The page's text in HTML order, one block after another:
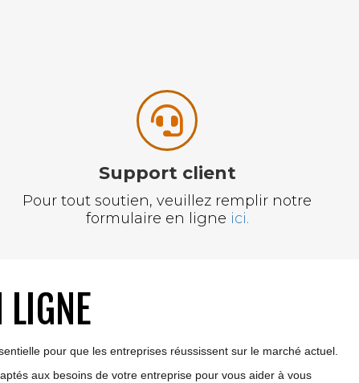
Support client
Pour tout soutien, veuillez remplir notre
formulaire en ligne ici.
LIGNE
pour que les entreprises réussissent sur le marché actuel.
aux besoins de votre entreprise pour vous aider à vous